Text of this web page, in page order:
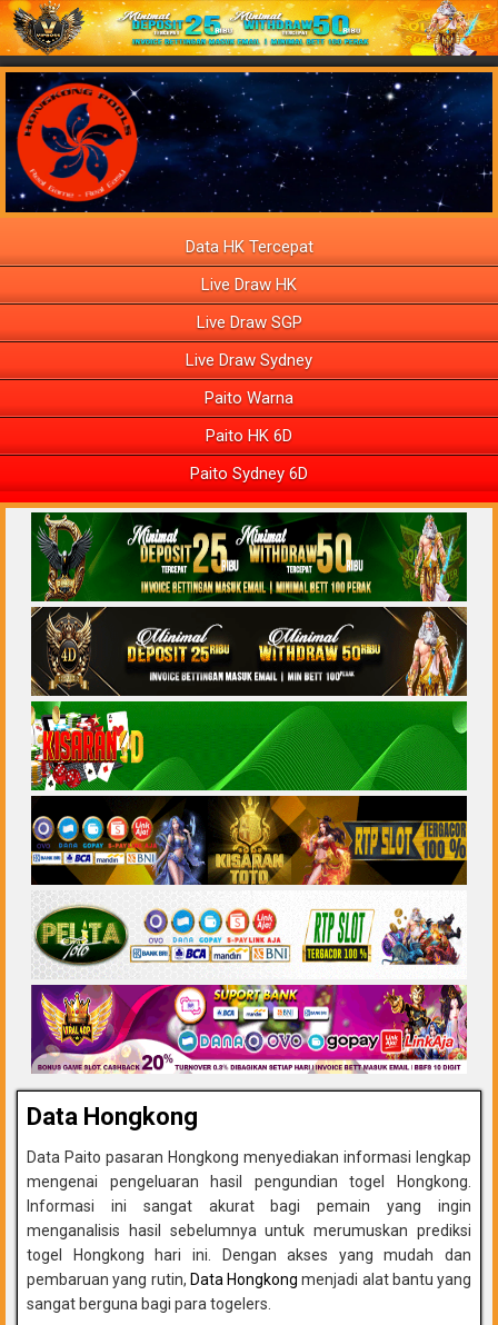
Data HK Tercepat
Live Draw HK
Live Draw SGP
Live Draw Sydney
Paito Warna
Paito HK 6D
Paito Sydney 6D
Data Hongkong
Data Paito pasaran Hongkong menyediakan informasi lengkap
mengenai pengeluaran hasil pengundian togel Hongkong.
Informasi ini sangat akurat bagi pemain yang ingin
menganalisis hasil sebelumnya untuk merumuskan prediksi
togel Hongkong hari ini. Dengan akses yang mudah dan
pembaruan yang rutin, Data Hongkong menjadi alat bantu yang
sangat berguna bagi para togelers.